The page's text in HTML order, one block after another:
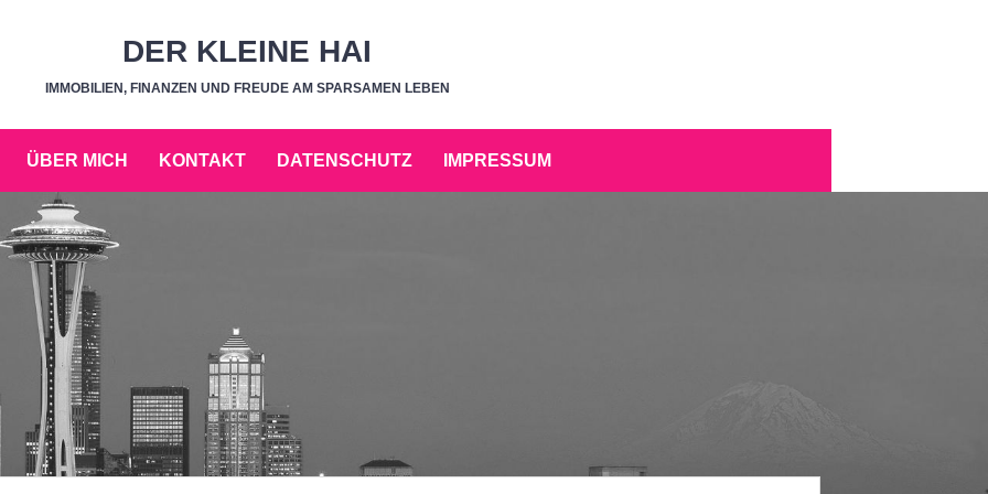
DER KLEINE HAI
IMMOBILIEN, FINANZEN UND FREUDE AM SPARSAMEN LEBEN
ÜBER MICH KONTAKT DATENSCHUTZ IMPRESSUM